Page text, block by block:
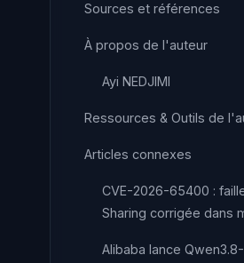
Sources et références
À propos de l'auteur
Ayi NEDJIMI
Ressources & Outils de
Articles connexes
CVE-2026-65400 :
Sharing corrigée dans
Alibaba lance